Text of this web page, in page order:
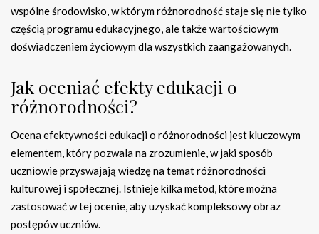
wspólne środowisko, w którym różnorodność staje się nie tylko
częścią programu edukacyjnego, ale także wartościowym
doświadczeniem życiowym dla wszystkich zaangażowanych.
Jak oceniać efekty edukacji o
różnorodności?
Ocena efektywności edukacji o różnorodności jest kluczowym
elementem, który pozwala na zrozumienie, w jaki sposób
uczniowie przyswajają wiedzę na temat różnorodności
kulturowej i społecznej. Istnieje kilka metod, które można
zastosować w tej ocenie, aby uzyskać kompleksowy obraz
postępów uczniów.